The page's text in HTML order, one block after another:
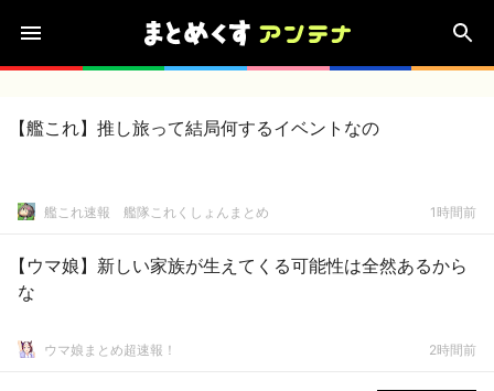
【艦これ】推し旅って結局何するイベントなの
艦これ速報 艦隊これくしょんまとめ 1時間前
【ウマ娘】新しい家族が生えてくる可能性は全然あるから
な
ウマ娘まとめ超速報！ 2時間前